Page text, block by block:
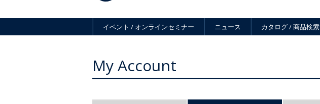
イベント / オンラインセミナー ニュース カタログ / 商品検索
My Account